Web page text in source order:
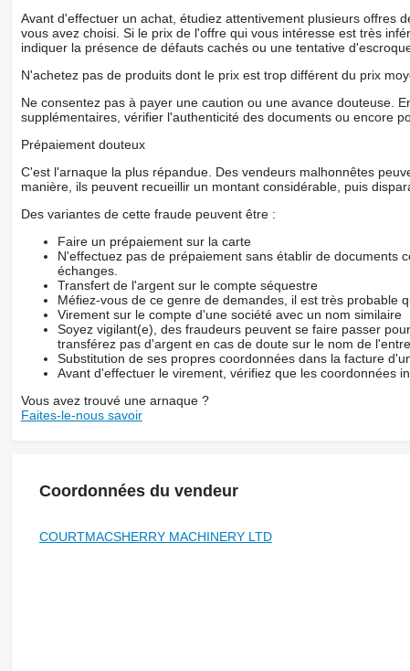
Avant d'effectuer un achat, étudiez attentivement plusieurs offres
vous avez choisi. Si le prix de l'offre qui vous intéresse est très
indiquer la présence de défauts cachés ou une tentative
N'achetez pas de produits dont le prix est trop différent du prix
Ne consentez pas à payer une caution ou une avance douteuse.
supplémentaires, vérifier l'authenticité des documents ou encore
Prépaiement douteux
C'est l'arnaque la plus répandue. Des vendeurs malhonnêtes
manière, ils peuvent recueillir un montant considérable, puis
Des variantes de cette fraude peuvent être :
Faire un prépaiement sur la carte
N'effectuez pas de prépaiement sans établir de documents
échanges.
Transfert de l'argent sur le compte séquestre
Méfiez-vous de ce genre de demandes, il est très probable
Virement sur le compte d'une société avec un nom similaire
Soyez vigilant(e), des fraudeurs peuvent se faire passer
transférez pas d'argent en cas de doute sur le nom de
Substitution de ses propres coordonnées dans la facture
Avant d'effectuer le virement, vérifiez que les coordonnées
Vous avez trouvé une arnaque ?
Faites-le-nous savoir
Coordonnées du vendeur
COURTMACSHERRY MACHINERY LTD